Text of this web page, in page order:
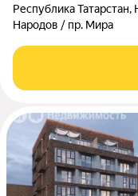
Республика
Народов / пр. Мира